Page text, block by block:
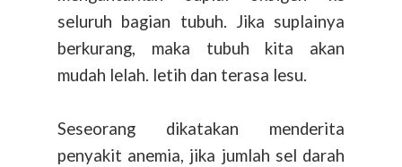
seluruh bagian tubuh. Jika suplainya
berkurang, maka tubuh kita akan
mudah lelah. letih dan terasa lesu.
Seseorang dikatakan menderita
penyakit anemia, jika jumlah sel darah